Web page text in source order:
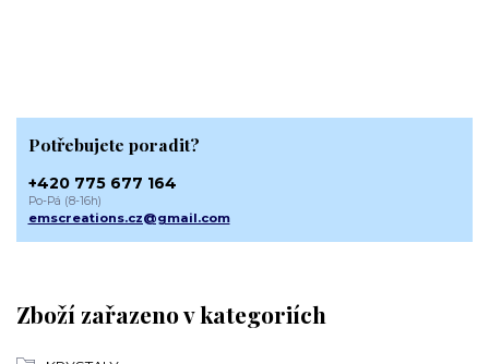
Zboží zařazeno v kategoriích
Potřebujete poradit?
+420 775 677 164
Po-Pá (8-16h)
emscreations.cz@gmail.com